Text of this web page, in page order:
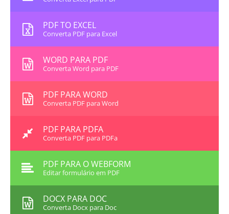
PDF TO EXCEL
Converta PDF para Excel
WORD PARA PDF
Converta Word para PDF
PDF PARA WORD
Converta PDF para Word
PDF PARA PDFA
Converta PDF para PDFa
PDF PARA O WEBFORM
Editar formulário em PDF
DOCX PARA DOC
Converta Docx para Doc